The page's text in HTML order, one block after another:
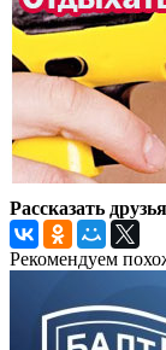
Рассказать
Рекомендуем